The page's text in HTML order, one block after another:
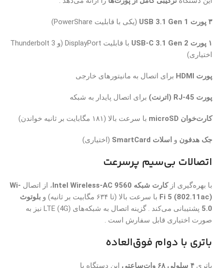
۳ پورت USB 3.1 Gen 1 (یکی با قابلیت PowerShare)
۱ پورت USB-C 3.1 Gen 2
با قابلیت DisplayPort (و Thunderbolt 3
اختیاری)
پورت HDMI برای اتصال به مانیتورهای خارجی
پورت RJ-45 (اترنت) برای اتصال پایدار به شبکه
کارت‌خوان microSD با سرعت بالا (۱۸۱ مگابایت بر ثانیه خواندن)
جک هدفون و اسلات SmartCard (اختیاری)
اتصالات بی‌سیم پرسرعت
با بهره‌گیری ازکارت شبکه Intel Wireless-AC 9560 ، از اتصال Wi-
Fi 5 (802.11ac) با سرعت بالا (تا ۶۳۴ مگابیت بر ثانیه) و
بلوتوث
5.0
پشتیبانی می‌کند . گزینه اتصال به شبکه‌های LTE (4G) نیز به
صورت اختیاری قابل سفارش است .
باتری با دوام فوق‌العاده
باتری ۴ سلولی ۶۸ وات‌ساعتی این دستگاه با